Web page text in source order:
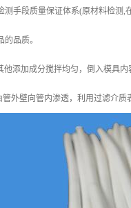
测手段质量保证体系(原材料检测
品质。
他添加成分搅拌均匀，倒入模具
外壁向管内渗透，利用过滤介